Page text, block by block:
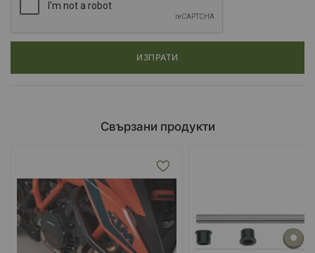
ИЗПРАТИ
Свързани продукти